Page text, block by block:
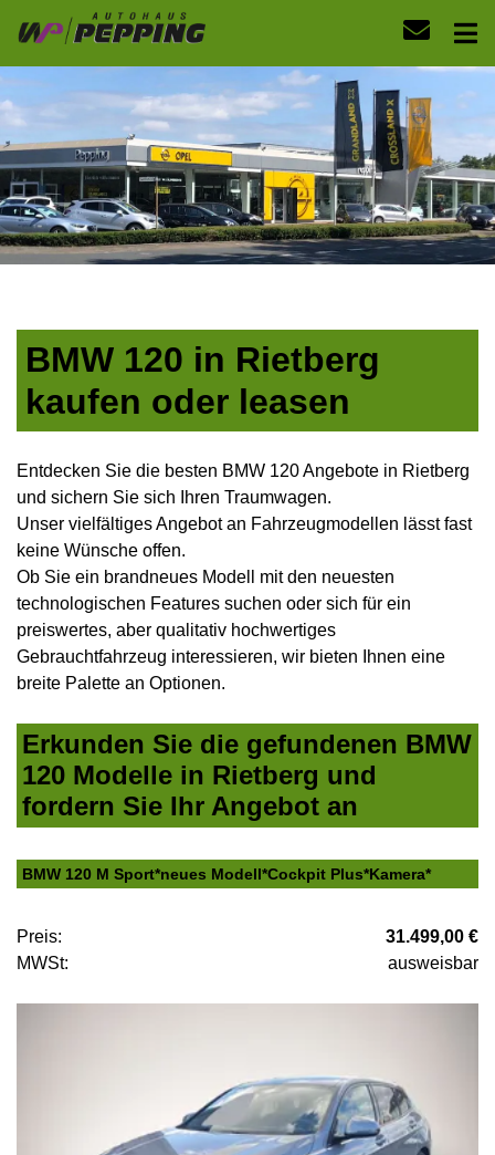
BMW 120 in Rietberg
kaufen oder leasen
Entdecken Sie die besten BMW 120 Angebote in Rietberg
und sichern Sie sich Ihren Traumwagen.
Unser vielfältiges Angebot an Fahrzeugmodellen lässt fast
keine Wünsche offen.
Ob Sie ein brandneues Modell mit den neuesten
technologischen Features suchen oder sich für ein
preiswertes, aber qualitativ hochwertiges
Gebrauchtfahrzeug interessieren, wir bieten Ihnen eine
breite Palette an Optionen.
Erkunden Sie die gefundenen BMW
120 Modelle in Rietberg und
fordern Sie Ihr Angebot an
BMW 120 M Sport*neues Modell*Cockpit Plus*Kamera*
Preis:
31.499,00 €
MWSt:
ausweisbar